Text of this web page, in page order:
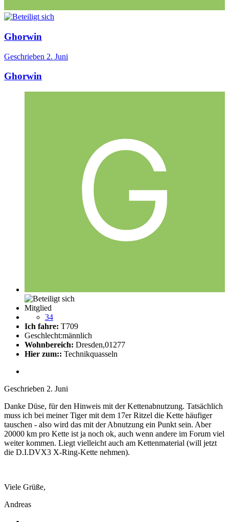
Ghorwin
Geschrieben 2. Juni
Ghorwin
Mitglied
34
Ich fahre: T709
Geschlecht:männlich
Wohnbereich: Dresden,01277
Hier zum:: Technikquasseln
Geschrieben 2. Juni
Danke Düse, für den Hinweis mit der Kettenabnutzung. Tatsächlich
muss ich bei meiner Tiger mit dem 17er Ritzel die Kette häufiger
tauschen - also wird das mit der Abnutzung ein Punkt sein. Aber
20000 km pro Kette ist ja noch ok, auch wenn andere im Forum viel
weiter kommen. Liegt vielleicht auch am Kettenmaterial (will jetzt
die D.I.DVX3 X-Ring-Kette nehmen).
Viele Grüße,
Andreas